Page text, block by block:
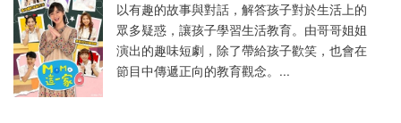
以有趣的故事與對話，解答孩子對於生活上的
眾多疑惑，讓孩子學習生活教育。由哥哥姐姐
演出的趣味短劇，除了帶給孩子歡笑，也會在
節目中傳遞正向的教育觀念。...